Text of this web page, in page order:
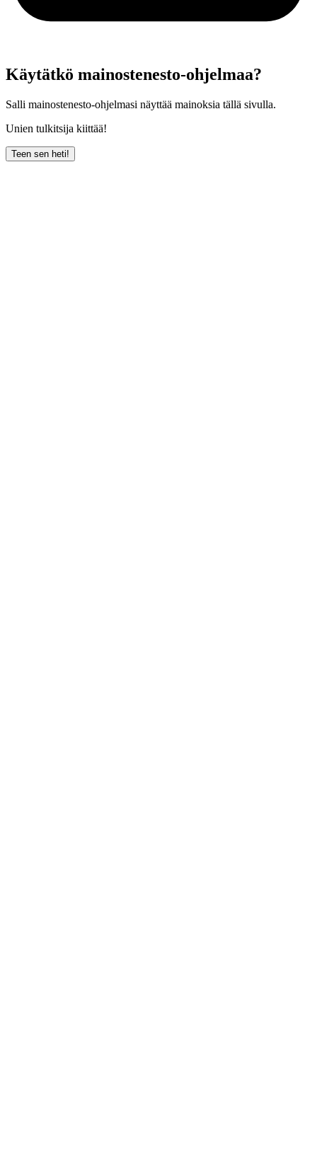
Käytätkö mainostenesto-ohjelmaa?
Salli mainostenesto-ohjelmasi näyttää mainoksia tällä sivulla.
Unien tulkitsija kiittää!
Teen sen heti!